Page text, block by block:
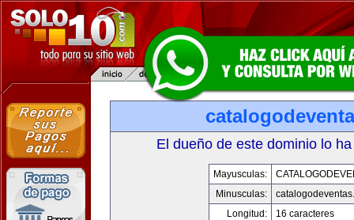
El dueño de este dominio lo
Mayusculas:
Minusculas:
Longitud:
16 caracteres